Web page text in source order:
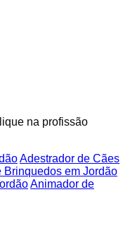
na profissão
Adestrador de Cães
Brinquedos em Jordão
Animador de